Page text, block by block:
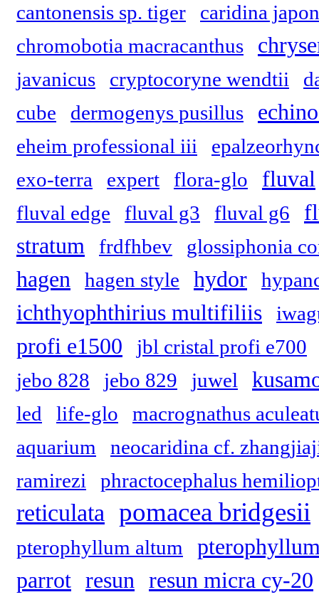
cantonensis sp. tiger
caridina
chromobotia macracanthus
javanicus cryptocoryne wendtii
cube
dermogenys pusillus
eheim professional iii
exo-terra
expert flora-glo fluval
fluval edge fluval g3 fluval g6
stratum
frdfhbev glossiphonia
hagen hagen style hydor
ichthyophthirius multifiliis
profi e1500
jbl cristal profi e700
jebo 828
jebo 829 juwel
led life-glo
macrognathus
aquarium
neocaridina cf.
ramirezi
phractocephalus
reticulata pomacea bridgesii
pterophyllum altum
parrot resun resun micra cy-20